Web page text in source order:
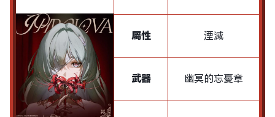
屬性 湮滅
武器 幽冥的忘憂章